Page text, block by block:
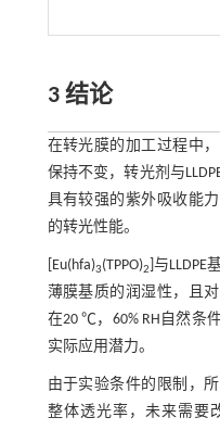
3 结论
在转光膜的加工过程中
保持不变，转光剂与
具有较强的紫外吸收能
的转光性能。
[Eu(hfa)3(TPPO)2 ]与
薄膜基质的润湿性，且
在20 ℃，60% RH自然条
实际应用潜力。
由于实验条件的限制，
整体透光率，未来需要